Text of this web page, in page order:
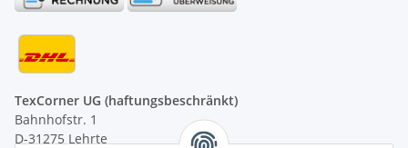
TexCorner UG (haftungsbeschränkt)
Bahnhofstr. 1
D-31275 Lehrte